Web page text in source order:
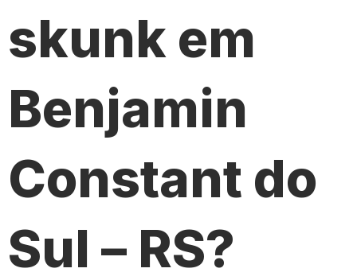
skunk em
Benjamin
Constant do
Sul – RS?